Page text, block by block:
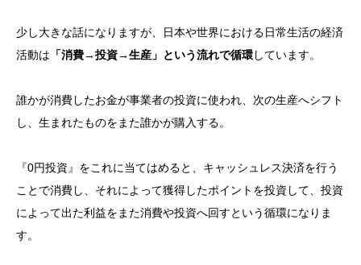
少し大きな話になりますが、日本や世界における日常生活の経済
活動は 「消費→投資→生産」という流れで循環しています。
誰かが消費したお金が事業者の投資に使われ、次の生産へシフト
し、生まれたものをまた誰かが購入する。
『0円投資』をこれに当てはめると、キャッシュレス決済を行う
ことで消費し、 それによって獲得したポイントを投資して、投資
によって出た利益をまた消費や投資へ回すという循環になりま
す。